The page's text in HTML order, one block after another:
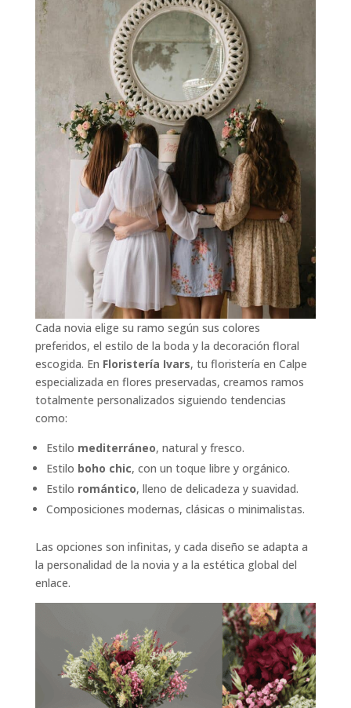
Cada novia elige su ramo según sus colores
preferidos, el estilo de la boda y la decoración floral
escogida. En Floristería Ivars, tu floristería en Calpe
especializada en flores preservadas, creamos ramos
totalmente personalizados siguiendo tendencias
como:
Estilo mediterráneo, natural y fresco.
Estilo boho chic, con un toque libre y orgánico.
Estilo romántico, lleno de delicadeza y suavidad.
Composiciones modernas, clásicas o minimalistas.
Las opciones son infinitas, y cada diseño se adapta a
la personalidad de la novia y a la estética global del
enlace.